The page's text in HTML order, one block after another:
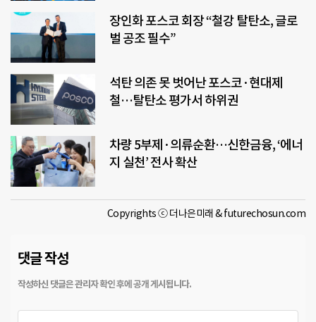
장인화 포스코 회장 “철강 탈탄소, 글로
벌 공조 필수”
석탄 의존 못 벗어난 포스코·현대제
철…탈탄소 평가서 하위권
차량 5부제·의류순환…신한금융, ‘에너
지 실천’ 전사 확산
Copyrights ⓒ 더나은미래 & futurechosun.com
댓글 작성